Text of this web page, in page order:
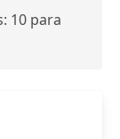
10 para